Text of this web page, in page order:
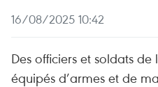
16/08/2025 10:42
Des officiers et soldats de
équipés d’armes et de